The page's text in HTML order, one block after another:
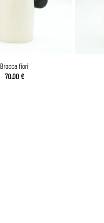
Brocca fiori
70.00€